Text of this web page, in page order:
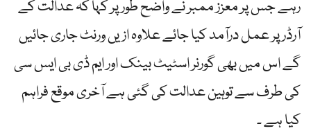
رہے جس پر معزز ممبر نے واضح طور پر کہا کہ عدالت کے
آرڈر پر عمل درآمد کیا جائے علاوہ ازیں ورنٹ جاری جائیں
گے اس میں بھی گورنر اسٹیٹ بینک اور ایم ڈی بی ایس سی
کی طرف سے توہین عدالت کی گئی ہے آخری موقع فراہم
کیا ہے ۔